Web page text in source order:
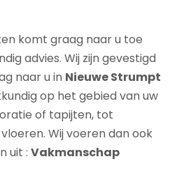
komt graag naar u toe
advies. Wij zijn gevestigd
naar u in Nieuwe Strumpt
op het gebied van uw
of tapijten, tot
Wij voeren dan ook
uit : Vakmanschap